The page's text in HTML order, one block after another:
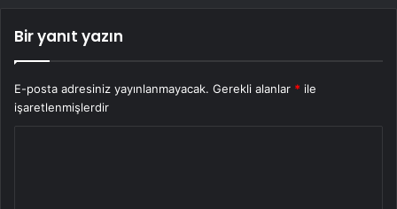
Bir yanıt yazın
E-posta adresiniz yayınlanmayacak. Gerekli alanlar * ile
işaretlenmişlerdir